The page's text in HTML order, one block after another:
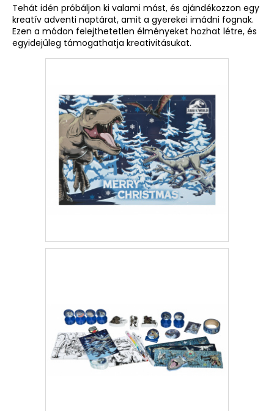
Tehát idén próbáljon ki valami mást, és ajándékozzon egy
kreatív adventi naptárat, amit a gyerekei imádni fognak.
Ezen a módon felejthetetlen élményeket hozhat létre, és
egyidejűleg támogathatja kreativitásukat.
4
RÉSZES
SZETT
PREMIUM